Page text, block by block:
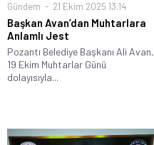
Gündem 21 Ekim 2025 13:14
Başkan Avan’dan Muhtarlara
Anlamlı Jest
Pozantı Belediye Başkanı Ali Avan,
19 Ekim Muhtarlar Günü
dolayısıyla...